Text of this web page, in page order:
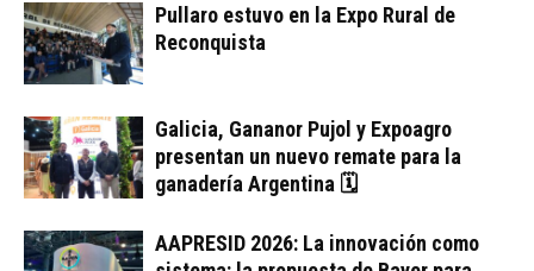
Pullaro estuvo en la Expo Rural de
Reconquista
Galicia, Gananor Pujol y Expoagro
presentan un nuevo remate para la
ganadería Argentina 🗓
AAPRESID 2026: La innovación como